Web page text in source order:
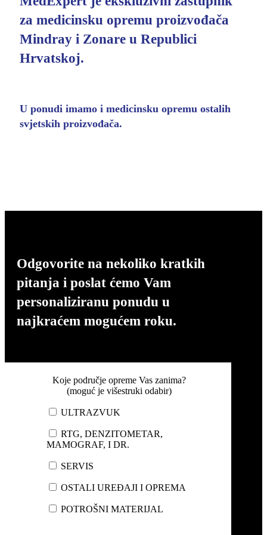
magnetskih rezonanci po
pristupačnim cijenama
POGLEDAJ PONUDU
za medicinsku opremu proizvođača
Mindray i Zonare u Republici
Hrvatskoj.
U ponudi imamo i medicinsku opremu ostalih
svjetskih proizvođača.
Odgovorite na nekoliko kratkih
pitanja i poslat ćemo Vam
personaliziranu ponudu u
najkraćem mogućem roku.
Koje područje opreme Vas zanima?
(moguć je višestruki odabir)
ULTRAZVUK
RTG, DENZITOMETAR,
MAMOGRAF, I DR.
SERVIS
OSTALI UREĐAJI I OPREMA
POTROŠNI MATERIJAL